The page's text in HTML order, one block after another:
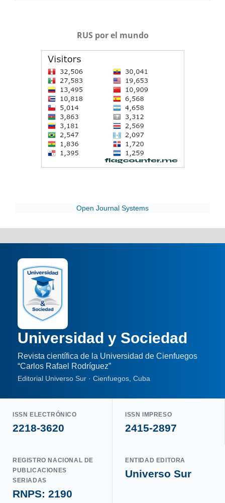
RUS por el mundo
Open Journal Systems
Universidad y Sociedad
Revista científica de la Universidad de Cienfuegos
“Carlos Rafael Rodríguez”
Editorial Universo Sur · Cienfuegos, Cuba
ISSN ELECTRÓNICO
2218-3620
ISSN IMPRESO
2415-2897
REGISTRO NACIONAL DE
PUBLICACIONES
SERIADAS
RNPS: 2190
ENTIDAD EDITORA
Universo Sur